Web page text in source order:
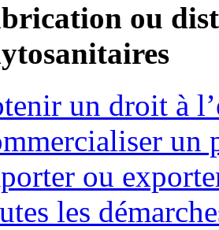
ou
un droit à
un
ou
les